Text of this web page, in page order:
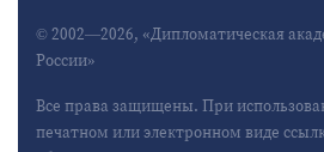
© 2002—2026, «Дипломатическая
России»
Все права защищены. При
печатном или электронном виде